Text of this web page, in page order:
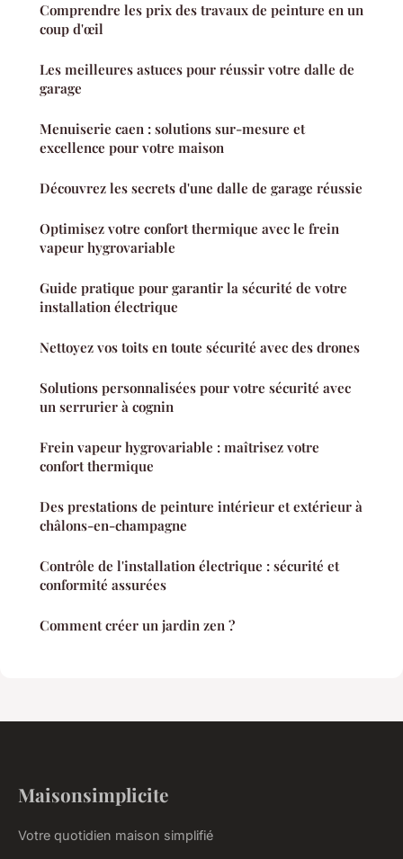
Comprendre les prix des travaux de peinture en un
coup d'œil
Les meilleures astuces pour réussir votre dalle de
garage
Menuiserie caen : solutions sur-mesure et
excellence pour votre maison
Découvrez les secrets d'une dalle de garage réussie
Optimisez votre confort thermique avec le frein
vapeur hygrovariable
Guide pratique pour garantir la sécurité de votre
installation électrique
Nettoyez vos toits en toute sécurité avec des drones
Solutions personnalisées pour votre sécurité avec
un serrurier à cognin
Frein vapeur hygrovariable : maîtrisez votre
confort thermique
Des prestations de peinture intérieur et extérieur à
châlons-en-champagne
Contrôle de l'installation électrique : sécurité et
conformité assurées
Comment créer un jardin zen ?
Maisonsimplicite
Votre quotidien maison simplifié